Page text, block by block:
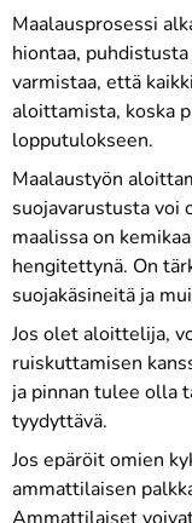
Maalausprosessi
hiontaa,
varmistaa, että
aloittamista, koska
lopputulokseen.
Maalaustyön
suojavarustusta
maalissa on
hengitettynä. On
suojakäsineitä ja
Jos olet aloittelija,
ruiskuttamisen
ja pinnan tulee olla
tyydyttävä.
Jos epäröit omien
ammattilaisen